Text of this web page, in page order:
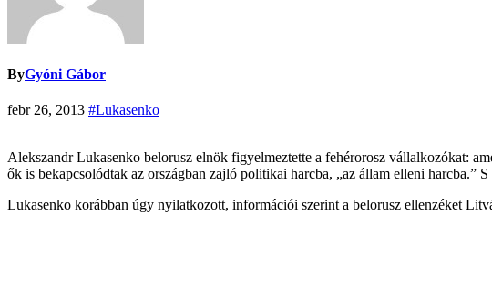
ByGyóni Gábor
febr 26, 2013 #Lukasenko
Alekszandr Lukasenko belorusz elnök figyelmeztette a fehérorosz vállalkozókat:
ők is bekapcsolódtak az országban zajló politikai harcba, „az állam elleni harcba.”
Lukasenko korábban úgy nyilatkozott, információi szerint a belorusz ellenzéket